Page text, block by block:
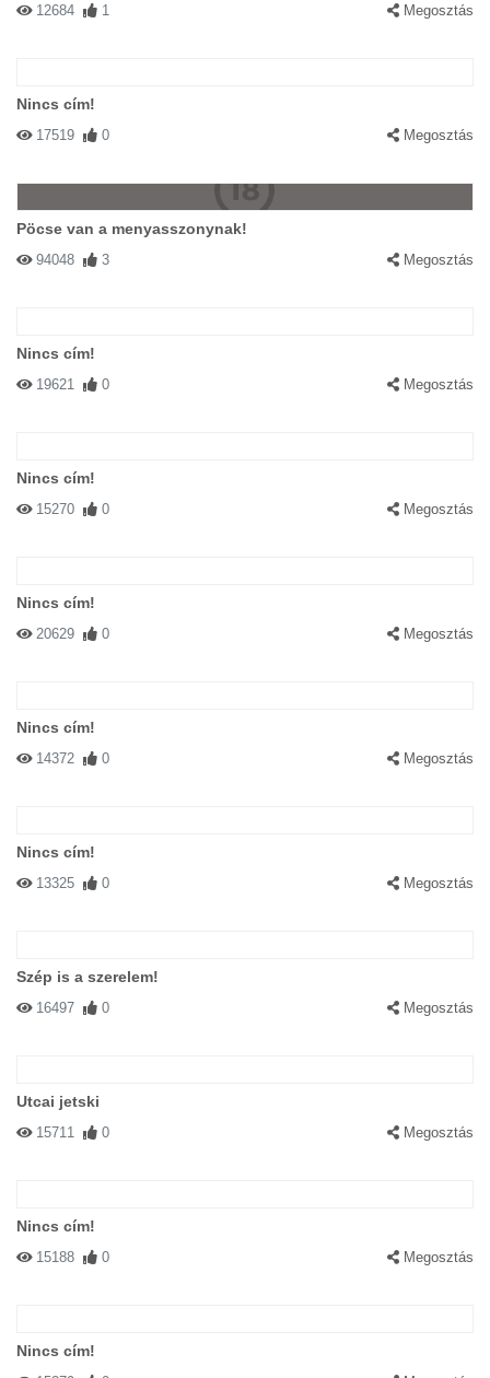
12684 1 Megosztás
Nincs cím!
17519 0 Megosztás
Pöcse van a menyasszonynak!
94048 3 Megosztás
Nincs cím!
19621 0 Megosztás
Nincs cím!
15270 0 Megosztás
Nincs cím!
20629 0 Megosztás
Nincs cím!
14372 0 Megosztás
Nincs cím!
13325 0 Megosztás
Szép is a szerelem!
16497 0 Megosztás
Utcai jetski
15711 0 Megosztás
Nincs cím!
15188 0 Megosztás
Nincs cím!